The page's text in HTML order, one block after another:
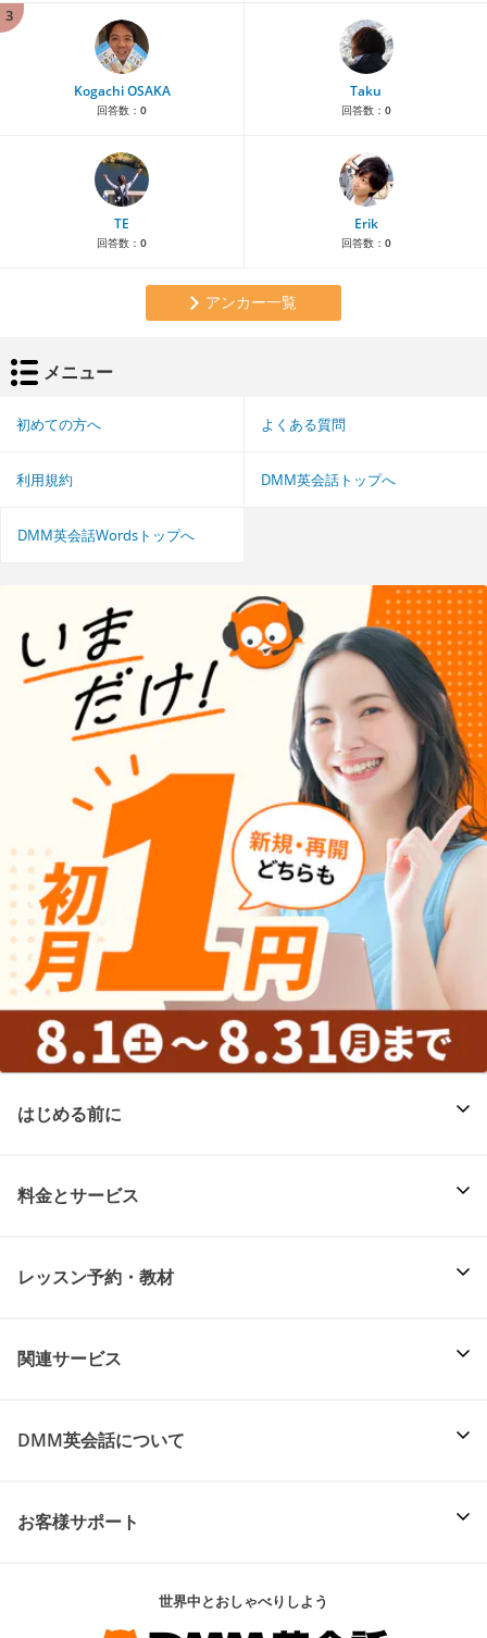
3
Kogachi OSAKA
回答数： 0
Taku
回答数： 0
TE
回答数： 0
Erik
回答数： 0
アンカー一覧
メニュー
初めての方へ よくある質問
利用規約 DMM英会話トップへ
DMM英会話Wordsトップへ
はじめる前に
料金とサービス
レッスン予約・教材
関連サービス
DMM英会話について
お客様サポート
世界中とおしゃべりしよう